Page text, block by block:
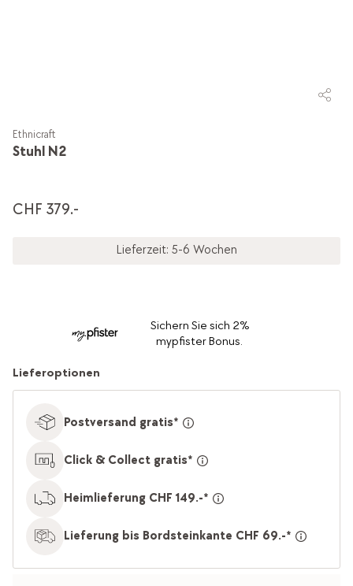
Stuhl N2
Ethnicraft
CHF 379.-
Lieferzeit: 5-6 Wochen
Sichern Sie sich 2%
mypfister Bonus.
Lieferoptionen
Postversand gratis*
Click & Collect gratis*
Heimlieferung CHF 149.-*
Lieferung bis Bordsteinkante CHF 69.-*